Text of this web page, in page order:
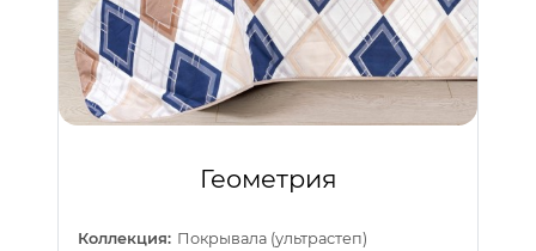
Геометрия
Коллекция: Покрывала (ультрастеп)